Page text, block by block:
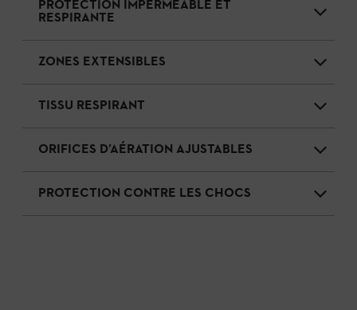
PROTECTION IMPERMÉABLE ET
RESPIRANTE
ZONES EXTENSIBLES
TISSU RESPIRANT
ORIFICES D’AÉRATION AJUSTABLES
PROTECTION CONTRE LES CHOCS